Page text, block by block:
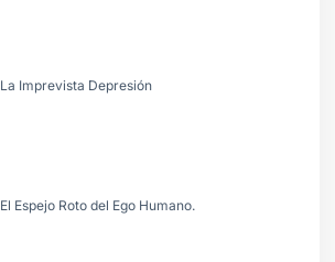
La Imprevista Depresión
El Espejo Roto del Ego Humano.